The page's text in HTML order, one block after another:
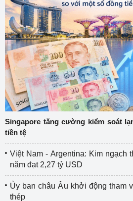
Singapore tăng cường kiểm soát
tiền tệ
Việt Nam - Argentina: Kim ngạch
năm đạt 2,27 tỷ USD
Ủy ban châu Âu khởi động tham
thép